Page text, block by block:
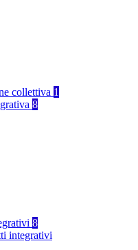
collettiva 1
8
8
integrativi